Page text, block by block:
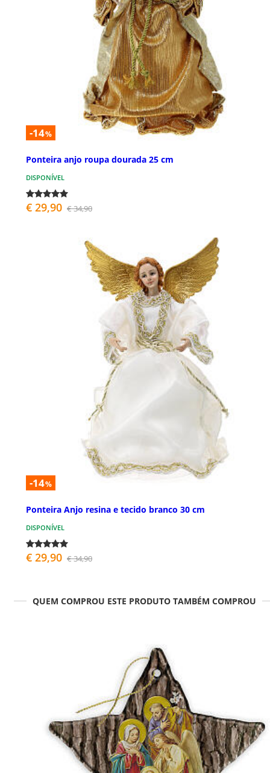
-14%
Ponteira anjo roupa dourada 25 cm
DISPONÍVEL
€ 29,90 € 34,90
-14%
Ponteira Anjo resina e tecido branco 30 cm
DISPONÍVEL
€ 29,90 € 34,90
QUEM COMPROU ESTE PRODUTO TAMBÉM COMPROU